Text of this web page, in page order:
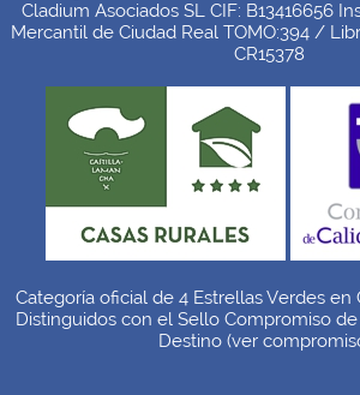
Cladium Asociados SL CIF: B13416656
Mercantil de Ciudad Real TOMO:394 /
CR15378
Categoría oficial de 4 Estrellas Verdes en
Distinguidos con el Sello Compromiso
Destino (ver